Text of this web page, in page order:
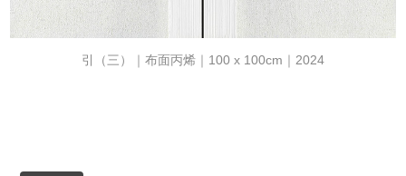
引（三）｜布面丙烯｜100 x 100cm｜2024